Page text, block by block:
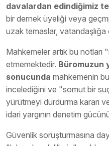
davalardan edindiğimiz
bir dernek üyeliği veya
uzak temaslar, vatandaşlığa
Mahkemeler artık bu
etmemektedir. Büromuzun
sonucunda mahkemenin
incelediğini ve "somut bir
yürütmeyi durdurma kararı
idari yargının denetim
Güvenlik soruşturmasına